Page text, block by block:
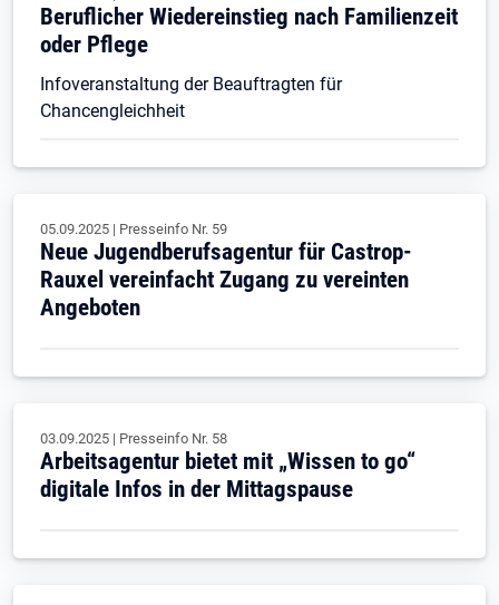
Beruflicher Wiedereinstieg nach Familienzeit
oder Pflege
Infoveranstaltung der Beauftragten für
Chancengleichheit
05.09.2025 | Presseinfo Nr. 59
Neue Jugendberufsagentur für Castrop-
Rauxel vereinfacht Zugang zu vereinten
Angeboten
03.09.2025 | Presseinfo Nr. 58
Arbeitsagentur bietet mit „Wissen to go“
digitale Infos in der Mittagspause